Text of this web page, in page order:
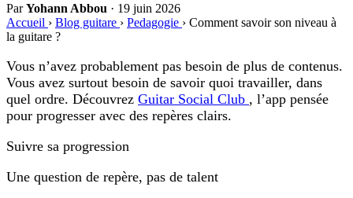
ParYohann Abbou · 19 juin 2026
Accueil › Blog guitare › Pedagogie › Comment savoir son niveau à
la guitare ?
Vous n’avez probablement pas besoin de plus de contenus.
Vous avez surtout besoin de savoir quoi travailler, dans
quel ordre. Découvrez Guitar Social Club , l’app pensée
pour progresser avec des repères clairs.
Suivre sa progression
Une question de repère, pas de talent